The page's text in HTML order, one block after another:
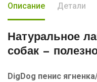
Описание Детали
Натуральное
собак —
DigDog пенис